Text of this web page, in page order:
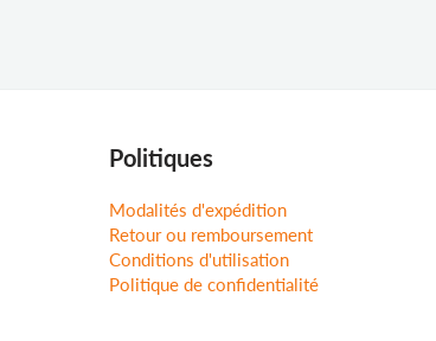
Politiques
Modalités d'expédition
Retour ou remboursement
Conditions d'utilisation
Politique de confidentialité